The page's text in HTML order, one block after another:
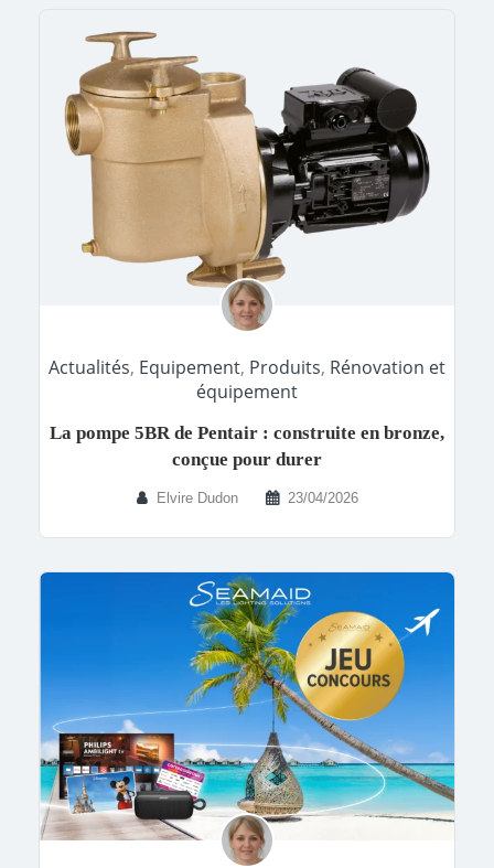
Actualités, Equipement, Produits, Rénovation et
équipement
La pompe 5BR de Pentair : construite en bronze,
conçue pour durer
Elvire Dudon 23/04/2026